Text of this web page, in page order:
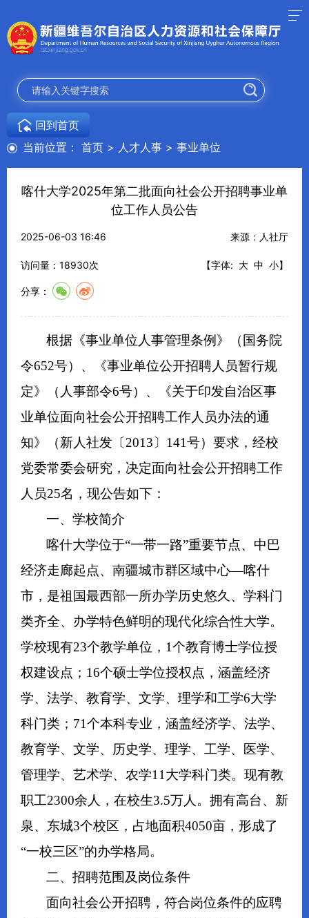
当前位置： 首页 > 人才人事 > 事业单位
回到首页
喀什大学2025年第二批面向社会公开招聘事业单
位工作人员公告
2025-06-03 16:46 来源：人社厅
访问量： 18930次 【字体: 大 中 小】
分享：
根据《事业单位人事管理条例》（国务院
令652号）、《事业单位公开招聘人员暂行规
定》（人事部令6号）、《关于印发自治区事
业单位面向社会公开招聘工作人员办法的通
知》（新人社发〔2013〕141号）要求，经校
党委常委会研究，决定面向社会公开招聘工作
人员25名，现公告如下：
一、学校简介
喀什大学位于“一带一路”重要节点、中巴
经济走廊起点、南疆城市群区域中心—喀什
市，是祖国最西部一所办学历史悠久、学科门
类齐全、办学特色鲜明的现代化综合性大学。
学校现有23个教学单位，1个教育博士学位授
权建设点；16个硕士学位授权点，涵盖经济
学、法学、教育学、文学、理学和工学6大学
科门类；71个本科专业，涵盖经济学、法学、
教育学、文学、历史学、理学、工学、医学、
管理学、艺术学、农学11大学科门类。现有教
职工2300余人，在校生3.5万人。拥有高台、新
泉、东城3个校区，占地面积4050亩，形成了
“一校三区”的办学格局。
二、招聘范围及岗位条件
面向社会公开招聘，符合岗位条件的应聘